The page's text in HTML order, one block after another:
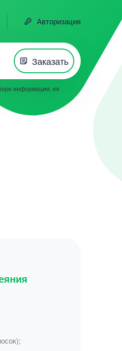
Авторизация
Заказать
информации, ее